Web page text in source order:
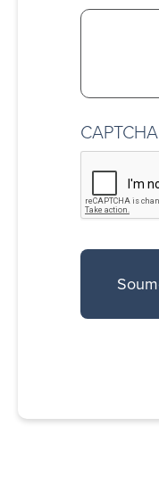
CAPTCHA